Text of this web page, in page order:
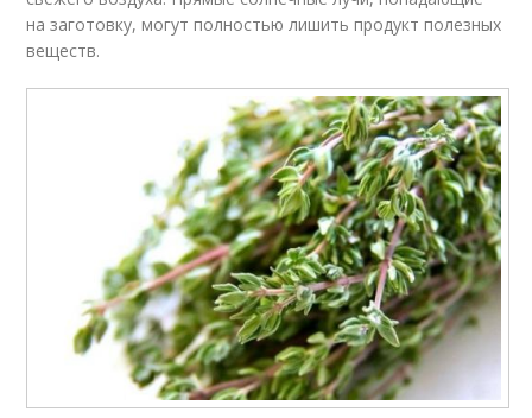
на заготовку, могут полностью лишить продукт полезных
веществ.